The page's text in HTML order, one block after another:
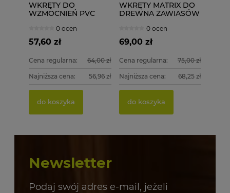
WKRĘTY DO
WZMOCNIEŃ PVC
1000 szt.0 ocen
57,60 zł
Cena regularna: 64,00 zł
Najniższa cena: 56,96 zł
do koszyka
WKRĘTY MATRIX DO
DREWNA ZAWIASÓW
0 ocen
69,00 zł
Cena regularna: 75,00 zł
Najniższa cena: 68,25 zł
do koszyka
Newsletter
Podaj swój adres e-mail, jeżeli